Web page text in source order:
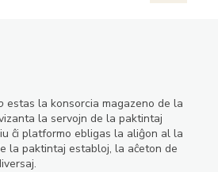
estas la konsorcia magazeno de la
la servojn de la paktintaj
ĉi platformo ebligas la aliĝon al la
la paktintaj establoj, la aĉeton de